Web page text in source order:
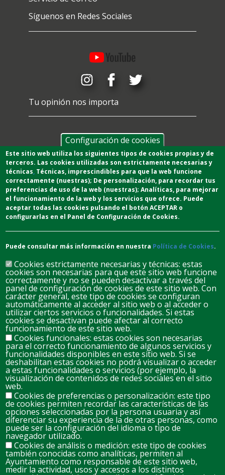
Síguenos en Redes Sociales
Tu opinión nos importa
D L M M J V S
26 27 28 29 30 31
2 3 4 5 6 7 8
16 17 18 19 20 21 22
23 24 25 26 27 28 29
Configuración de cookies
Este sitio web utiliza los siguientes tipos de cookies propias y de
terceros. Las cookies utilizadas son estrictamente necesarias y
técnicas, Técnicas, imprescindibles para que la web funcione
correctamente (nuestras); De personalización, para recordar tus
preferencias de uso de la web (nuestras);Analíticas, para mejorar
el funcionamiento de la web y los servicios que ofrece. Puede
aceptar todas las cookies pulsando el botón ACEPTAR o
configurarlas en el Panel de Configuración de Cookies.
Puede consultar más información en nuestra Política de Cookies.
Cookies estrictamente necesarias y técnicas: estas
cookies son necesarias para que este sitio web funcione
correctamente y no se pueden desactivar a través del
panel de configuración de cookies de este sitio web. Con
carácter general, este tipo de cookies se configuran
automáticamente al acceder al sitio web o al acceder o
utilizar ciertos servicios o funcionalidades. Si estas
cookies se desactivan puede afectar al correcto
funcionamiento de este sitio web.
Cookies funcionales: estas cookies son necesarias
para el correcto funcionamiento de algunos servicios y
funcionalidades disponibles en este sitio web. Si se
deshabilitan estas cookies no podrá visualizar o acceder
a estas funcionalidades o servicios (por ejemplo, la
visualización de contenidos de redes sociales en el sitio
web.
Cookies de preferencias o personalización: este tipo
de cookies permiten recordar las características de las
opciones seleccionadas por la persona usuaria y así
diferenciar su experiencia de la de otras personas, como
puede ser la configuración del idioma o tipo de
navegador utilizado.
Cookies de análisis o medición: este tipo de cookies
también conocidas como analíticas, permiten al
Ayuntamiento como responsable de este sitio web,
medir la actividad, usos y accesos a los distintos